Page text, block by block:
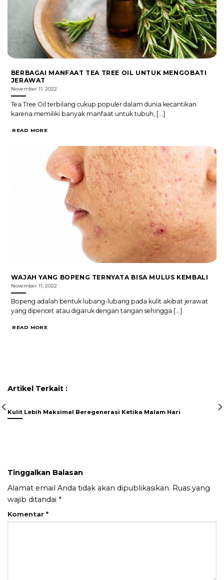
BERBAGAI MANFAAT TEA TREE OIL UNTUK MENGOBATI
JERAWAT
November 11, 2022
Tea Tree Oil terbilang cukup populer dalam dunia kecantikan
karena memiliki banyak manfaat untuk tubuh, [...]
READ MORE
WAJAH YANG BOPENG TERNYATA BISA MULUS KEMBALI
November 11, 2022
Bopeng adalah bentuk lubang-lubang pada kulit akibat jerawat
yang dipencet atau digaruk dengan tangan sehingga [...]
READ MORE
Artikel Terkait :
Kulit Lebih Maksimal Beregenerasi Ketika Malam Hari
Tinggalkan Balasan
Alamat email Anda tidak akan dipublikasikan. Ruas yang
wajib ditandai *
Komentar *